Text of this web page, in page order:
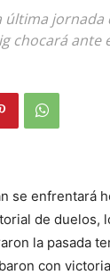
última jornada
chocará ante
se enfrentará
de duelos,
la pasada
con